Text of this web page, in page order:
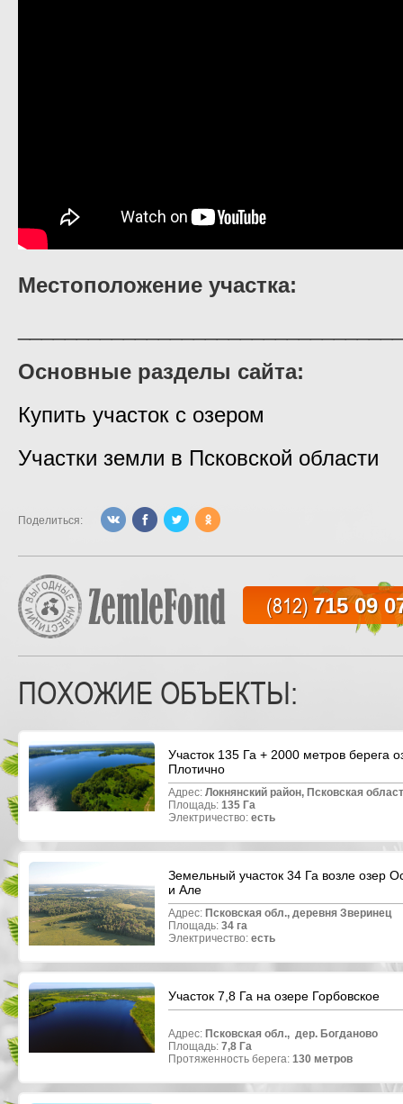
Местоположение участка:
Основные разделы сайта:
Купить участок с озером
Участки земли в Псковской области
Поделиться:
(812) 715 09
ПОХОЖИЕ ОБЪЕКТЫ:
Участок 135 Га + 2000 метров берега
Плотично
Адрес: Локнянский район, Псковская
Площадь: 135 Га
Электричество: есть
Земельный участок 34 Га возле озер
и Але
Адрес: Псковская обл., деревня Зверинец
Площадь: 34 га
Электричество: есть
Участок 7,8 Га на озере Горбовское
Адрес: Псковская обл., дер. Богданово
Площадь: 7,8 Га
Протяженность берега: 130 метров